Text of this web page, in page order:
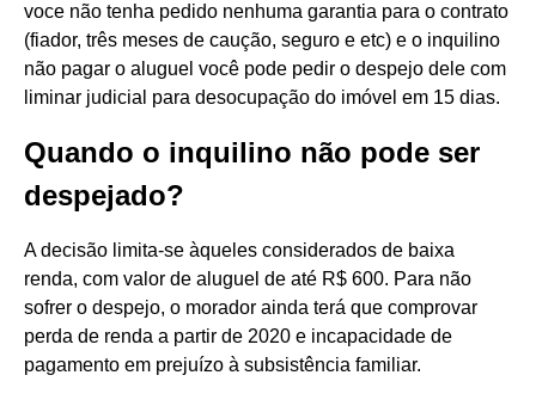
voce não tenha pedido nenhuma garantia para o contrato
(fiador, três meses de caução, seguro e etc) e o inquilino
não pagar o aluguel você pode pedir o despejo dele com
liminar judicial para desocupação do imóvel em 15 dias.
Quando o inquilino não pode ser
despejado?
A decisão limita-se àqueles considerados de baixa
renda, com valor de aluguel de até R$ 600. Para não
sofrer o despejo, o morador ainda terá que comprovar
perda de renda a partir de 2020 e incapacidade de
pagamento em prejuízo à subsistência familiar.